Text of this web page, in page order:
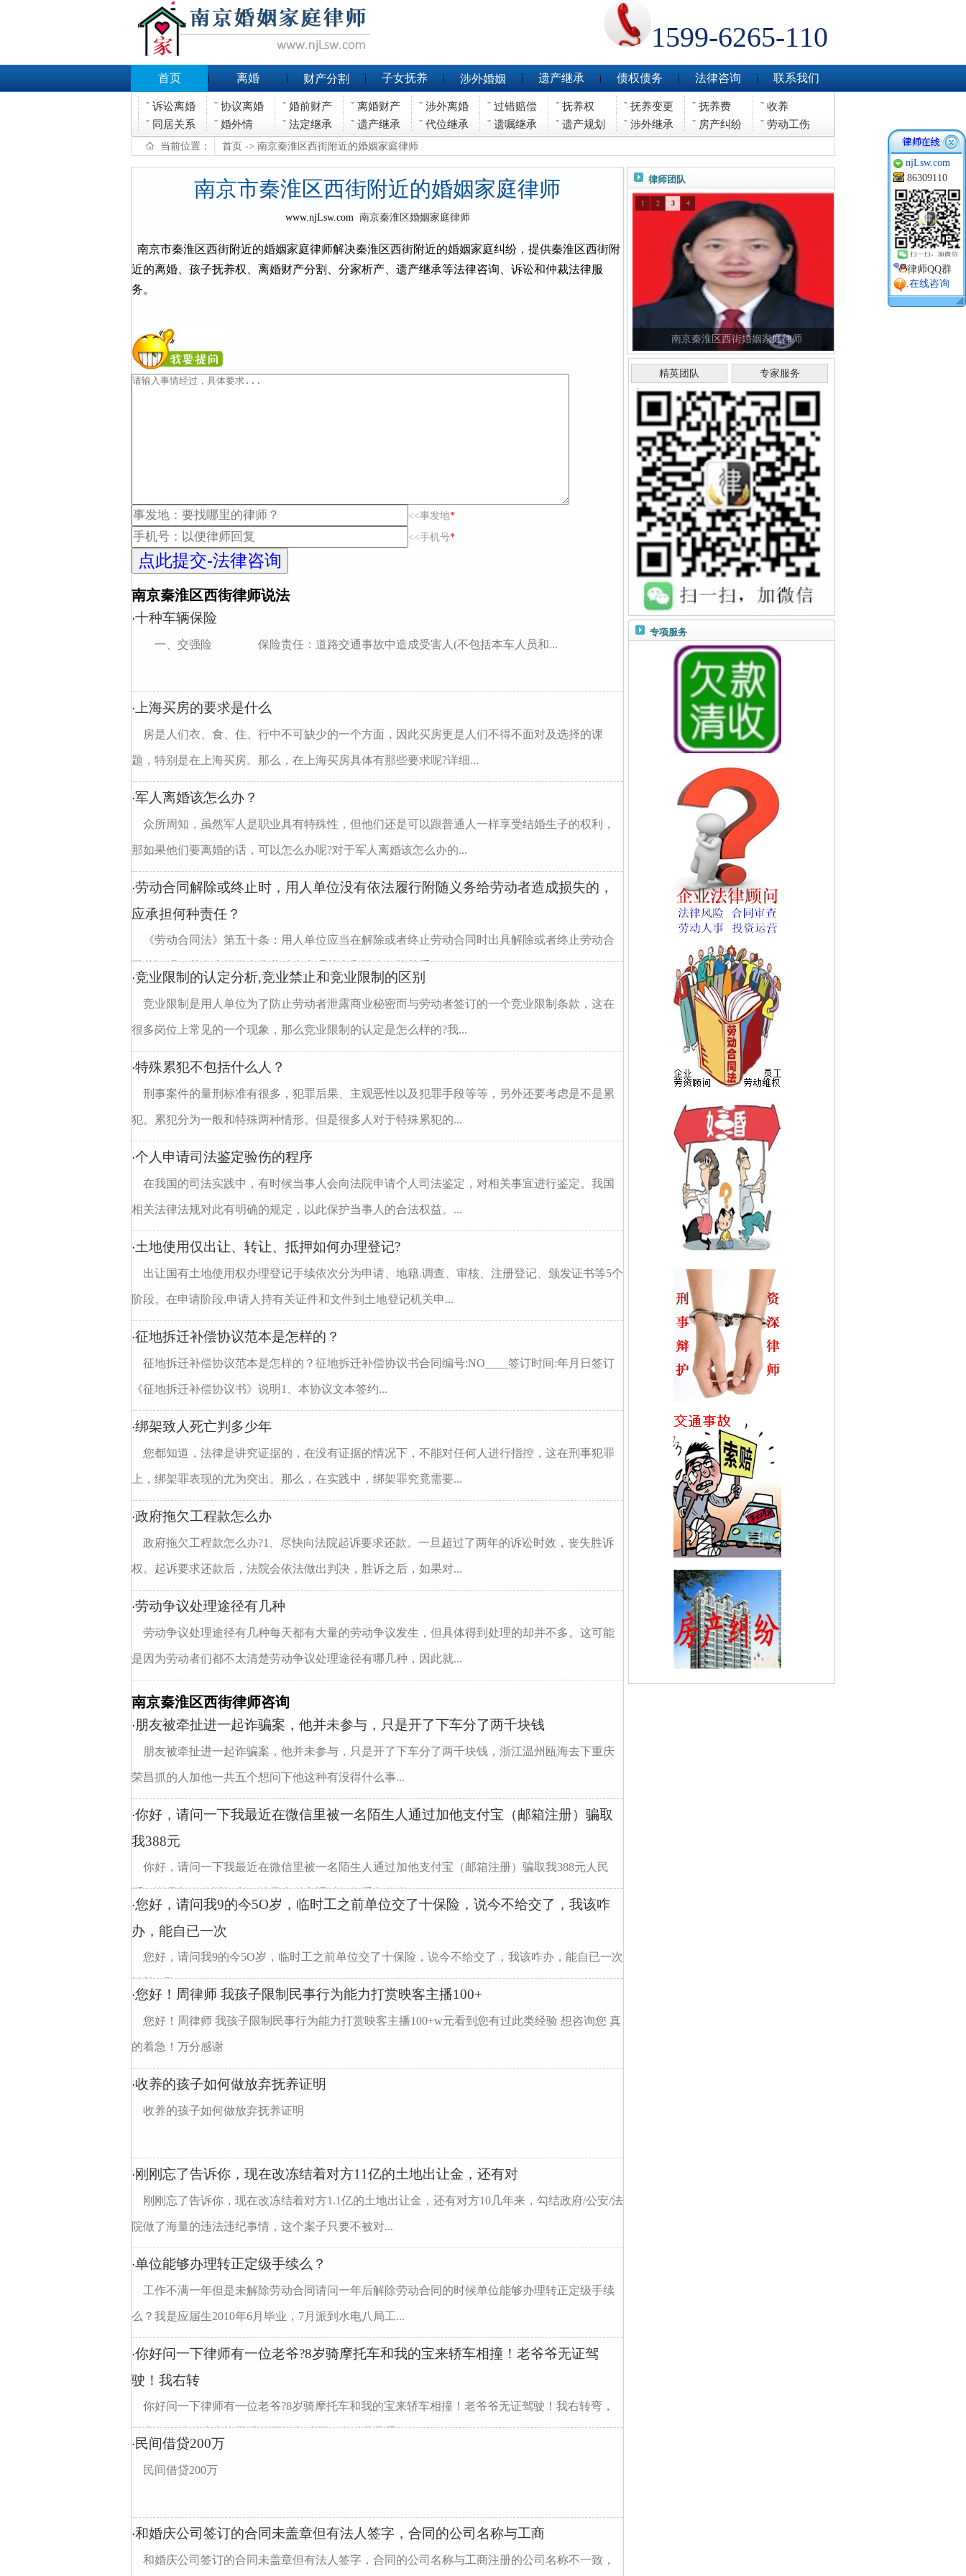
1599-6265-110
首页 离婚 财产分割 子女抚养 涉外婚姻 遗产继承 债权债务 法律咨询 联系我们
诉讼离婚 协议离婚 婚前财产 离婚财产 涉外离婚 过错赔偿 抚养权 抚养变更 抚养费
收养
同居关系
婚外情 法定继承 遗产继承 代位继承 遗嘱继承 遗产规划 涉外继承 房产纠纷 劳动工伤
当前位置： 首页 -> 南京秦淮区西街附近的婚姻家庭律师
南京市秦淮区西街附近的婚姻家庭律师
www.njLsw.com 南京秦淮区婚姻家庭律师
南京市秦淮区西街附近的婚姻家庭律师解决秦淮区西街附近的婚姻家庭纠纷，提供秦淮区西街附
近的离婚、孩子抚养权、离婚财产分割、分家析产、遗产继承等法律咨询、诉讼和仲裁法律服
务。
<<事发地*
<<手机号*
南京秦淮区西街律师说法
·十种车辆保险
一、交强险 保险责任：道路交通事故中造成受害人(不包括本车人员和...
· 上海买房的要求是什么
房是人们衣、食、住、行中不可缺少的一个方面，因此买房更是人们不得不面对及选择的课
题，特别是在上海买房。那么，在上海买房具体有那些要求呢?详细...
·军人离婚该怎么办？
众所周知，虽然军人是职业具有特殊性，但他们还是可以跟普通人一样享受结婚生子的权利，
那如果他们要离婚的话，可以怎么办呢?对于军人离婚该怎么办的...
·劳动合同解除或终止时，用人单位没有依法履行附随义务给劳动者造成损失的，
应承担何种责任？
《劳动合同法》第五十条：用人单位应当在解除或者终止劳动合同时出具解除或者终止劳动合
同的证明，并在十五日内为劳动者办理档案和社会保险关系...
·竞业限制的认定分析,竞业禁止和竞业限制的区别
竞业限制是用人单位为了防止劳动者泄露商业秘密而与劳动者签订的一个竞业限制条款，这在
很多岗位上常见的一个现象，那么竞业限制的认定是怎么样的?我...
·特殊累犯不包括什么人？
刑事案件的量刑标准有很多，犯罪后果、主观恶性以及犯罪手段等等，另外还要考虑是不是累
犯。累犯分为一般和特殊两种情形。但是很多人对于特殊累犯的...
·个人申请司法鉴定验伤的程序
在我国的司法实践中，有时候当事人会向法院申请个人司法鉴定，对相关事宜进行鉴定。我国
相关法律法规对此有明确的规定，以此保护当事人的合法权益。...
·土地使用仅出让、转让、抵押如何办理登记?
出让国有土地使用权办理登记手续依次分为申请、地籍.调查、审核、注册登记、颁发证书等5个
阶段。在申请阶段,申请人持有关证件和文件到土地登记机关申...
·征地拆迁补偿协议范本是怎样的？
征地拆迁补偿协议范本是怎样的？征地拆迁补偿协议书合同编号:NO____签订时间:年月日签订
《征地拆迁补偿协议书》说明1、本协议文本签约...
·绑架致人死亡判多少年
您都知道，法律是讲究证据的，在没有证据的情况下，不能对任何人进行指控，这在刑事犯罪
上，绑架罪表现的尤为突出。那么，在实践中，绑架罪究竟需要...
·政府拖欠工程款怎么办
政府拖欠工程款怎么办?1、尽快向法院起诉要求还款。一旦超过了两年的诉讼时效，丧失胜诉
权。起诉要求还款后，法院会依法做出判决，胜诉之后，如果对...
·劳动争议处理途径有几种
劳动争议处理途径有几种每天都有大量的劳动争议发生，但具体得到处理的却并不多。这可能
是因为劳动者们都不太清楚劳动争议处理途径有哪几种，因此就...
南京秦淮区西街律师咨询
·朋友被牵扯进一起诈骗案，他并未参与，只是开了下车分了两千块钱
朋友被牵扯进一起诈骗案，他并未参与，只是开了下车分了两千块钱，浙江温州瓯海去下重庆
荣昌抓的人加他一共五个想问下他这种有没得什么事...
·你好，请问一下我最近在微信里被一名陌生人通过加他支付宝（邮箱注册）骗取
我388元
你好，请问一下我最近在微信里被一名陌生人通过加他支付宝（邮箱注册）骗取我388元人民
币，说是新互发返福利，结果支付宝通过红包手段发送...
·您好，请问我9的今5O岁，临时工之前单位交了十保险，说今不给交了，我该咋
办，能自已一次
您好，请问我9的今5O岁，临时工之前单位交了十保险，说今不给交了，我该咋办，能自已一次
性补5吗
·您好！周律师 我孩子限制民事行为能力打赏映客主播100+
您好！周律师 我孩子限制民事行为能力打赏映客主播100+w元看到您有过此类经验 想咨询您 真
的着急！万分感谢
·收养的孩子如何做放弃抚养证明
收养的孩子如何做放弃抚养证明
· 刚刚忘了告诉你，现在改冻结着对方11亿的土地出让金，还有对
刚刚忘了告诉你，现在改冻结着对方1.1亿的土地出让金，还有对方10几年来，勾结政府/公安/法
院做了海量的违法违纪事情，这个案子只要不被对...
·单位能够办理转正定级手续么？
工作不满一年但是未解除劳动合同请问一年后解除劳动合同的时候单位能够办理转正定级手续
么？我是应届生2010年6月毕业，7月派到水电八局工...
·你好问一下律师有一位老爷?8岁骑摩托车和我的宝来轿车相撞！老爷爷无证驾
驶！我右转
你好问一下律师有一位老爷?8岁骑摩托车和我的宝来轿车相撞！老爷爷无证驾驶！我右转弯，
他直行！他时速太快紧跟前面轿车后面，当时我只看...
· 民间借贷200万
民间借贷200万
·和婚庆公司签订的合同未盖章但有法人签字，合同的公司名称与工商
和婚庆公司签订的合同未盖章但有法人签字，合同的公司名称与工商注册的公司名称不一致，
律师团队
南京秦淮区西街婚姻家庭律师
1 2 3 4
精英团队 专家服务
专项服务
宏光路婚姻家庭律师 高桥婚姻家庭律师 月
njLsw.com
86309110
律师QQ群
.在线咨询